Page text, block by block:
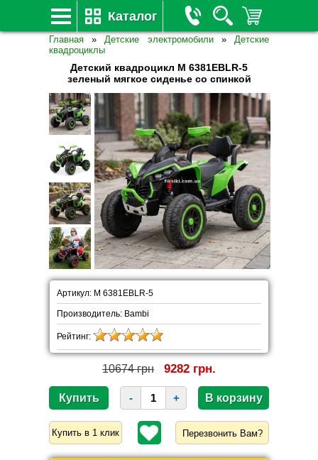
Каталог
Главная »Детские электромобили »Детские
квадроциклы
Детский квадроцикл M 6381EBLR-5
зеленый мягкое сиденье со спинкой
Артикул: M 6381EBLR-5
Производитель: Bambi
Рейтинг:
10674 грн 9282 грн.
- +
Перезвонить Вам?